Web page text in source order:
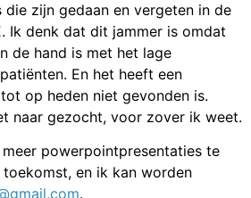
zijn gedaan en vergeten in de
Ik denk dat dit jammer is omdat
de hand is met het lage
En het heeft een
op heden niet gevonden is.
naar gezocht, voor zover ik weet.
powerpointpresentaties te
en ik kan worden
.